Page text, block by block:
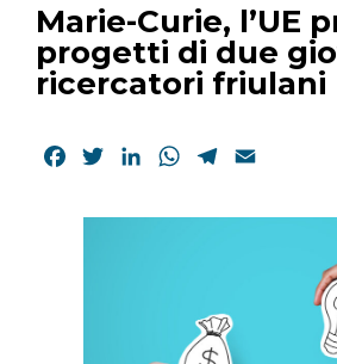
Marie-Curie, l’UE
progetti di due
ricercatori friulani
Facebook
TwitterLinkedInWhatsApp
Telegram